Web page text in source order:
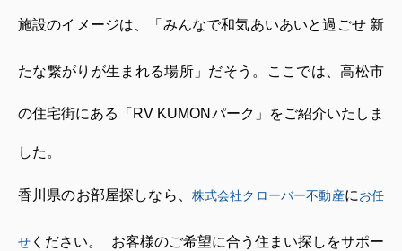
施設のイメージは、「みんなで和気あいあいと過ごせ 新
たな繋がりが生まれる場所」だそう。 ここでは、高松市
の住宅街にある「 RV KUMON パーク」をご紹介いたしま
した。
香川県のお部屋探しなら、 株式会社クローバー不動産にお任
せ ください。 お客様のご希望に合う住まい探しをサポー